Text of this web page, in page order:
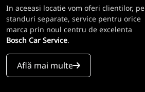
In aceeasi locatie vom oferi clientilor, pe
standuri separate, service pentru orice
marca prin noul centru de excelenta
Bosch Car Service.
Află mai multe